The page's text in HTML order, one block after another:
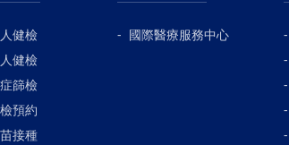
健檢
健檢
篩檢
預約
接種
國際醫療服務中心